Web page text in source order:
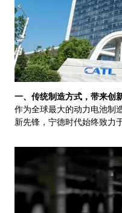
一、传统制造方式，带来创
作为全球最大的动力电池制
新先锋，宁德时代始终致力